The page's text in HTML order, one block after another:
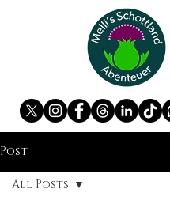
Post
All Posts